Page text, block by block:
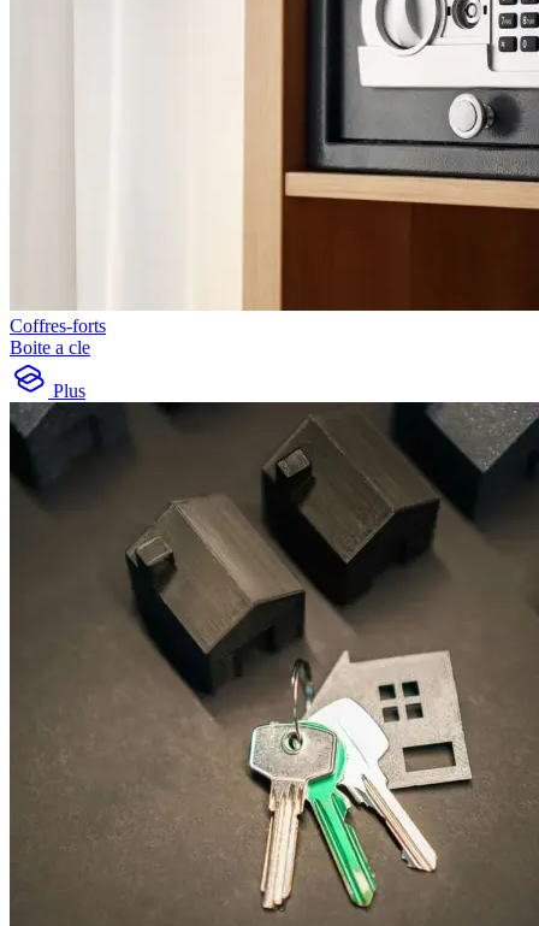
Coffres-forts
Boite a cle
Plus